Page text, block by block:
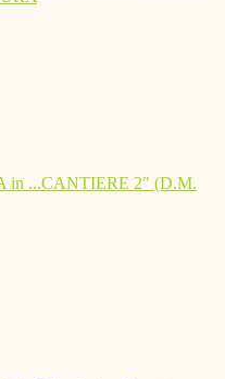
in ...CANTIERE 2" (D.M.